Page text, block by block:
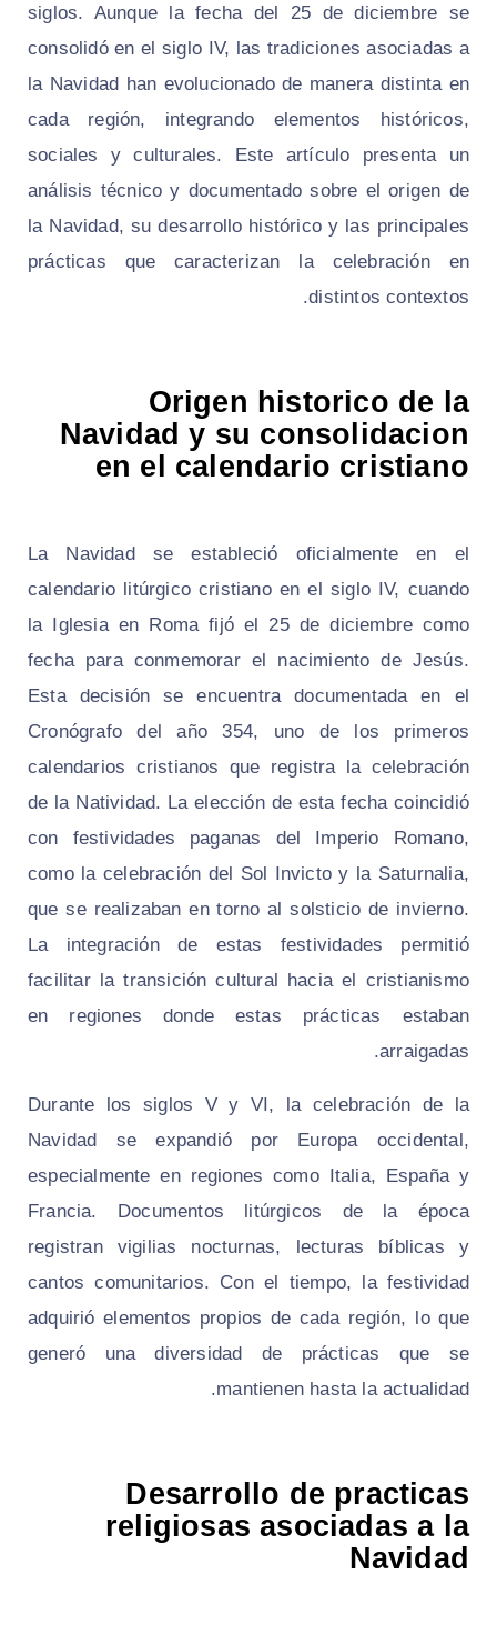
siglos. Aunque la fecha del 25 de diciembre se
consolidó en el siglo IV, las tradiciones asociadas a
la Navidad han evolucionado de manera distinta en
cada región, integrando elementos históricos,
sociales y culturales. Este artículo presenta un
análisis técnico y documentado sobre el origen de
la Navidad, su desarrollo histórico y las principales
prácticas que caracterizan la celebración en
distintos contextos.
Origen historico de la
Navidad y su consolidacion
en el calendario cristiano
La Navidad se estableció oficialmente en el
calendario litúrgico cristiano en el siglo IV, cuando
la Iglesia en Roma fijó el 25 de diciembre como
fecha para conmemorar el nacimiento de Jesús.
Esta decisión se encuentra documentada en el
Cronógrafo del año 354, uno de los primeros
calendarios cristianos que registra la celebración
de la Natividad. La elección de esta fecha coincidió
con festividades paganas del Imperio Romano,
como la celebración del Sol Invicto y la Saturnalia,
que se realizaban en torno al solsticio de invierno.
La integración de estas festividades permitió
facilitar la transición cultural hacia el cristianismo
en regiones donde estas prácticas estaban
arraigadas.
Durante los siglos V y VI, la celebración de la
Navidad se expandió por Europa occidental,
especialmente en regiones como Italia, España y
Francia. Documentos litúrgicos de la época
registran vigilias nocturnas, lecturas bíblicas y
cantos comunitarios. Con el tiempo, la festividad
adquirió elementos propios de cada región, lo que
generó una diversidad de prácticas que se
mantienen hasta la actualidad.
Desarrollo de practicas
religiosas asociadas a la
Navidad